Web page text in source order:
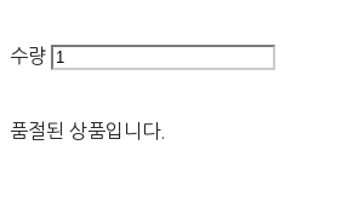
수량
품절된 상품입니다.